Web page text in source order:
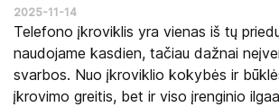
2025-11-14
Telefono įkroviklis yra vienas iš tų
naudojame kasdien, tačiau dažnai
svarbos. Nuo įkroviklio kokybės ir
įkrovimo greitis, bet ir viso įrenginio